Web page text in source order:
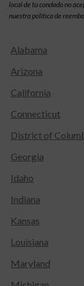
local de tu condado no
nuestra política de
Alabama
Arizona
California
Connecticut
District of
Georgia
Idaho
Indiana
Kansas
Louisiana
Maryland